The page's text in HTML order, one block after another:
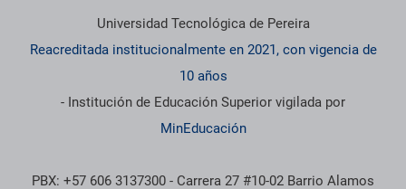
Universidad Tecnológica de Pereira
Reacreditada institucionalmente en 2021, con vigencia de
10 años
- Institución de Educación Superior vigilada por
MinEducación
PBX: +57 606 3137300 - Carrera 27 #10-02 Barrio Alamos